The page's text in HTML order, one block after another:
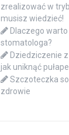
zrealizować w
musisz wiedzieć!
Dlaczego
stomatologa?
Dziedziczenie
jak uniknąć
Szczoteczka
zdrowie